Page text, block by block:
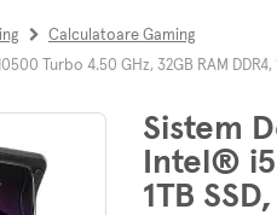
Calculatoare Gaming
Turbo 4.50 GHz, 32GB RAM DDR4,
Sistem
Intel®
1TB